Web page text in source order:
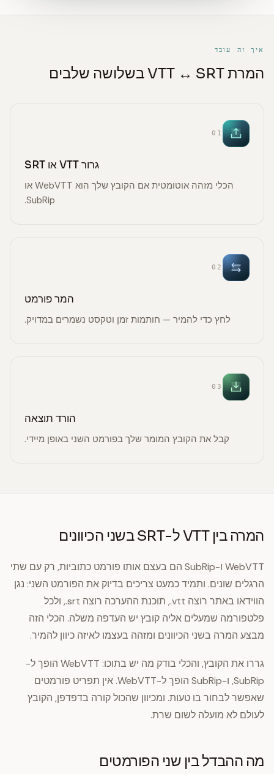
איך זה עובד
המרת VTT ↔ SRT בשלושה שלבים
01
גרור VTT או SRT
הכלי מזהה אוטומטית אם הקובץ שלך הוא WebVTT או
SubRip.
02
המר פורמט
לחץ כדי להמיר — חותמות זמן וטקסט נשמרים במדויק.
03
הורד תוצאה
קבל את הקובץ המומר שלך בפורמט השני באופן מיידי.
המרה בין VTT ל-SRT בשני הכיוונים
WebVTT ו-SubRip הם בעצם אותו פורמט כתוביות, רק עם שתי
הרגלים שונים. ותמיד כמעט צריכים בדיוק את הפורמט השני: נגן
הווידאו באתר רוצה ‎.vtt‎, תוכנת ההערכה רוצה ‎.srt‎, ולכל
פלטפורמה שמעלים אליה קובץ יש העדפה משלה. הכלי הזה
מבצע המרה בשני הכיוונים ומזהה בעצמו לאיזה כיוון להמיר.
גררו את הקובץ, והכלי בודק מה יש בתוכו: WebVTT הופך ל-
SubRip, ו-SubRip הופך ל-WebVTT. אין תפריט פורמטים
שאפשר לבחור בו טעות. ומכיוון שהכול קורה בדפדפן, הקובץ
לעולם לא מועלה לשום שרת.
מה ההבדל בין שני הפורמטים